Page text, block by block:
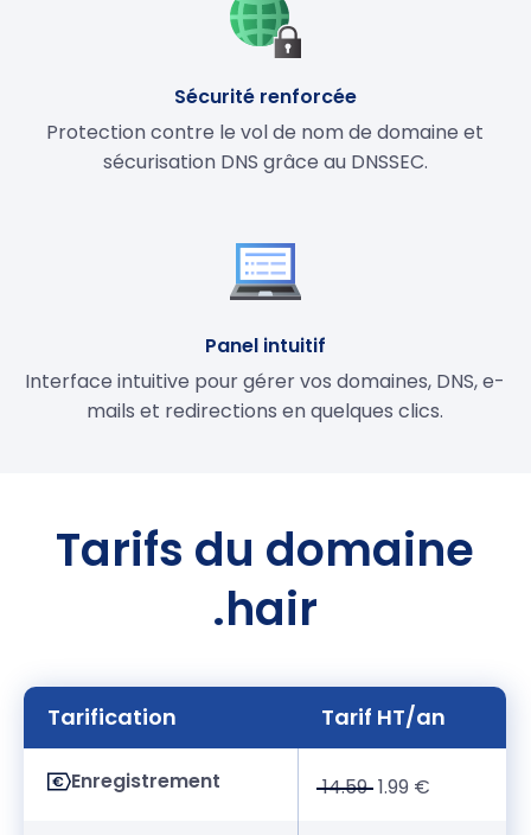
Sécurité renforcée
Protection contre le vol de nom de domaine et
sécurisation DNS grâce au DNSSEC.
Panel intuitif
Interface intuitive pour gérer vos domaines, DNS, e-
mails et redirections en quelques clics.
Tarifs du domaine
.hair
Tarification Tarif HT/an
Enregistrement 14.59 1.99 €